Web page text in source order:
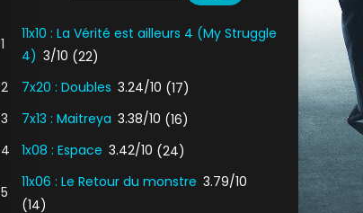
1
11x10 : La Vérité est ailleurs 4 (My Struggle
4) 3/10 (22)
2
7x20 : Doubles 3.24/10 (17)
3
7x13 : Maitreya 3.38/10 (16)
4
1x08 : Espace 3.42/10 (24)
5
11x06 : Le Retour du monstre 3.79/10
(14)